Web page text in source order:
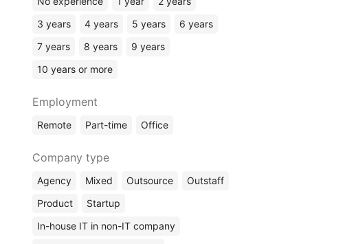
3 years
4 years 5 years
6 years
7 years
8 years
9 years
10 years or more
Employment
Remote Part-time Office
Company type
Agency Mixed Outsource
Outstaff
Product
Startup
In-house IT in non-IT company